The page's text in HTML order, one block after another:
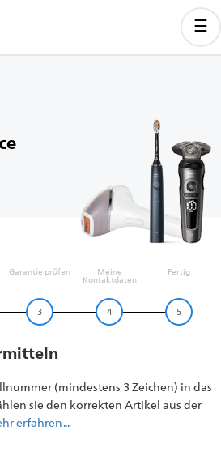
Garantie prüfen
3
Meine
Kontaktdaten
4
Fertig
5
(mindestens 3 Zeichen) in das
sie den korrekten Artikel aus der
erfahren ...